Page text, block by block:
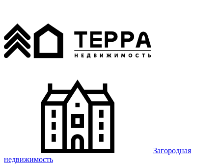
Загородная
недвижимость